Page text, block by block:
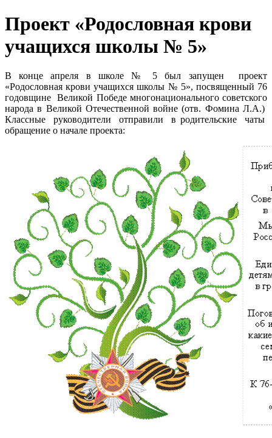
Проект «Родословная крови
учащихся школы № 5»
В конце апреля в школе № 5 был запущен проект
«Родословная крови учащихся школы № 5», посвященный 76
годовщине Великой Победе многонационального советского
народа в Великой Отечественной войне (отв. Фомина Л.А.)
Классные руководители отправили в родительские чаты
обращение о начале проекта: